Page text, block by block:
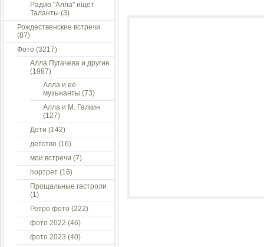
Радио "Алла" ищет
Таланты (3)
Рождественские встречи
(87)
Фото (3217)
Алла Пугачева и другие
(1987)
Алла и ее
музыканты (73)
Алла и М. Галкин
(127)
Дети (142)
детство (16)
мои встречи (7)
портрет (16)
Прощальные гастроли
(1)
Ретро фото (222)
фото 2022 (46)
фото 2023 (40)